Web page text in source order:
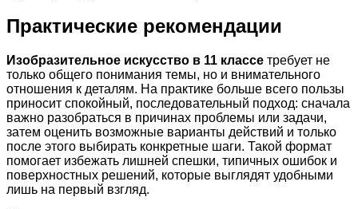
Практические рекомендации
Изобразительное искусство в 11 классе требует не
только общего понимания темы, но и внимательного
отношения к деталям. На практике больше всего пользы
приносит спокойный, последовательный подход: сначала
важно разобраться в причинах проблемы или задачи,
затем оценить возможные варианты действий и только
после этого выбирать конкретные шаги. Такой формат
помогает избежать лишней спешки, типичных ошибок и
поверхностных решений, которые выглядят удобными
лишь на первый взгляд.